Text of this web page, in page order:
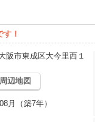
！
阪市東成区大今里西１
周辺地図
月（築7年）